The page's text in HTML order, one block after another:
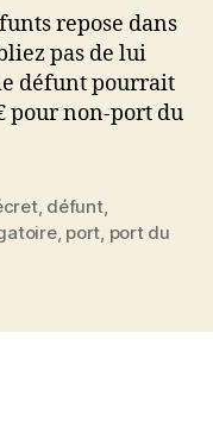
repose dans
pas de lui
défunt pourrait
pour non-port du
, défunt,
, port port du